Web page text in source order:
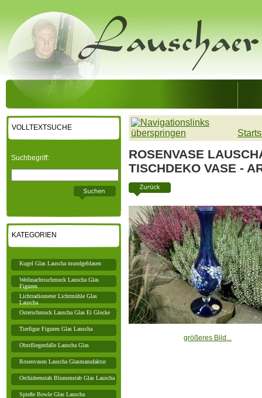
ROSENVASE
TISCHDEKO VASE -
größeres Bild...
VOLLTEXTSUCHE
Suchbegriff:
KATEGORIEN
Kugel Glas Lauscha mundgeblasen
Weihnachtsschmuck Lauscha Glas
Figuren
Lichtradiometer Lichtmühle Glas
Lauscha
Osterschmuck Lauscha Glas Ei Glocke
Tierfigur Figuren Glas Lauscha
Obstfliegenfalle Lauscha Glas
Rosenvasen Lauscha Glasmanufaktur
Orchideenstab Blumenstab Glas Lauscha
Spieße Bowle Glas Lauscha